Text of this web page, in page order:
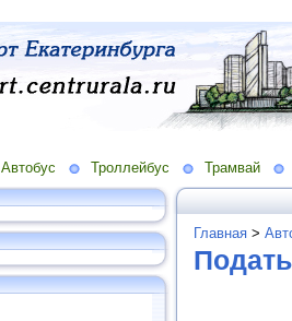
Автобус Троллейбус Трамвай
Главная >